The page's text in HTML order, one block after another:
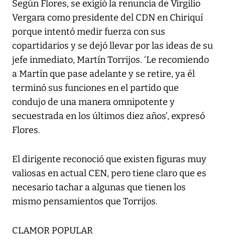
Según Flores, se exigió la renuncia de Virgilio
Vergara como presidente del CDN en Chiriquí
porque intentó medir fuerza con sus
copartidarios y se dejó llevar por las ideas de su
jefe inmediato, Martín Torrijos. ‘Le recomiendo
a Martín que pase adelante y se retire, ya él
terminó sus funciones en el partido que
condujo de una manera omnipotente y
secuestrada en los últimos diez años’, expresó
Flores.
El dirigente reconoció que existen figuras muy
valiosas en actual CEN, pero tiene claro que es
necesario tachar a algunas que tienen los
mismo pensamientos que Torrijos.
CLAMOR POPULAR